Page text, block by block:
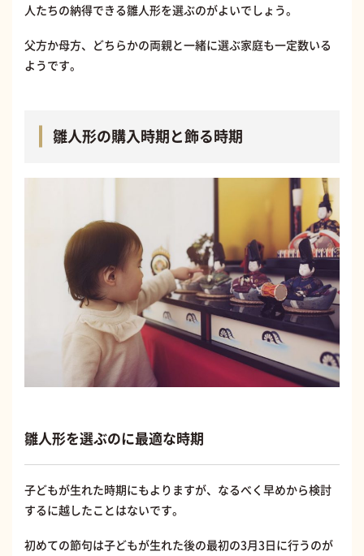
人たちの納得できる雛人形を選ぶのがよいでしょう。
父方か母方、どちらかの両親と一緒に選ぶ家庭も一定数いる
ようです。
雛人形の購入時期と飾る時期
雛人形を選ぶのに最適な時期
子どもが生れた時期にもよりますが、なるべく早めから検討
するに越したことはないです。
初めての節句は子どもが生れた後の最初の3月3日に行うのが